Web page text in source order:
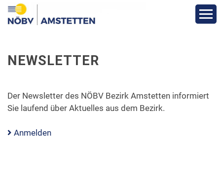
Bezirks-Termine
Vereine
NEWSLETTER
Der Newsletter des NÖBV Bezirk Amstetten informiert
Sie laufend über Aktuelles aus dem Bezirk.
Anmelden